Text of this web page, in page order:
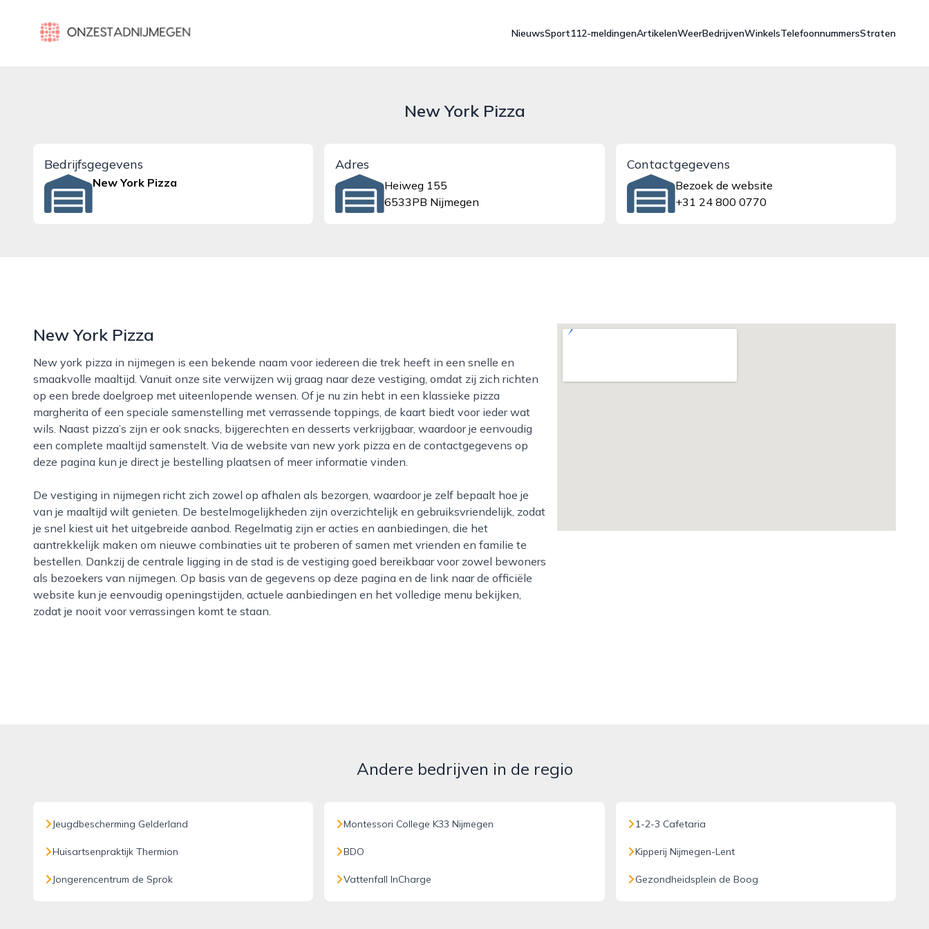
onzestadnijmegen.nl
NieuwsSport112-meldingenArtikelenWeerBedrijvenWinkelsTelefoonnummersStraten
New York Pizza
Bedrijfsgegevens
New York Pizza
Adres
Heiweg 155
6533PB Nijmegen
Contactgegevens
Bezoek de website
+31 24 800 0770
New York Pizza
New york pizza in nijmegen is een bekende naam voor iedereen die trek heeft in een snelle en
smaakvolle maaltijd. Vanuit onze site verwijzen wij graag naar deze vestiging, omdat zij zich richten
op een brede doelgroep met uiteenlopende wensen. Of je nu zin hebt in een klassieke pizza
margherita of een speciale samenstelling met verrassende toppings, de kaart biedt voor ieder wat
wils. Naast pizza’s zijn er ook snacks, bijgerechten en desserts verkrijgbaar, waardoor je eenvoudig
een complete maaltijd samenstelt. Via de website van new york pizza en de contactgegevens op
deze pagina kun je direct je bestelling plaatsen of meer informatie vinden.
De vestiging in nijmegen richt zich zowel op afhalen als bezorgen, waardoor je zelf bepaalt hoe je
van je maaltijd wilt genieten. De bestelmogelijkheden zijn overzichtelijk en gebruiksvriendelijk, zodat
je snel kiest uit het uitgebreide aanbod. Regelmatig zijn er acties en aanbiedingen, die het
aantrekkelijk maken om nieuwe combinaties uit te proberen of samen met vrienden en familie te
bestellen. Dankzij de centrale ligging in de stad is de vestiging goed bereikbaar voor zowel bewoners
als bezoekers van nijmegen. Op basis van de gegevens op deze pagina en de link naar de officiële
website kun je eenvoudig openingstijden, actuele aanbiedingen en het volledige menu bekijken,
zodat je nooit voor verrassingen komt te staan.
Andere bedrijven in de regio
Jeugdbescherming Gelderland
Huisartsenpraktijk Thermion
Jongerencentrum de Sprok
Montessori College K33 Nijmegen
BDO
Vattenfall InCharge
1-2-3 Cafetaria
Kipperij Nijmegen-Lent
Gezondheidsplein de Boog